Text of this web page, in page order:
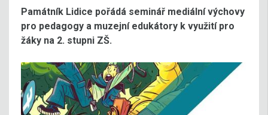
Památník Lidice pořádá seminář mediální výchovy
pro pedagogy a muzejní edukátory k využití pro
žáky na 2. stupni ZŠ.